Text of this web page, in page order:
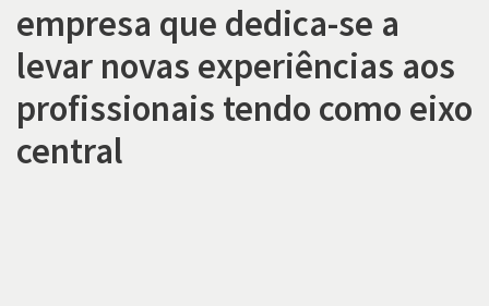
empresa que dedica-se a
levar novas experiências aos
profissionais tendo como eixo
central